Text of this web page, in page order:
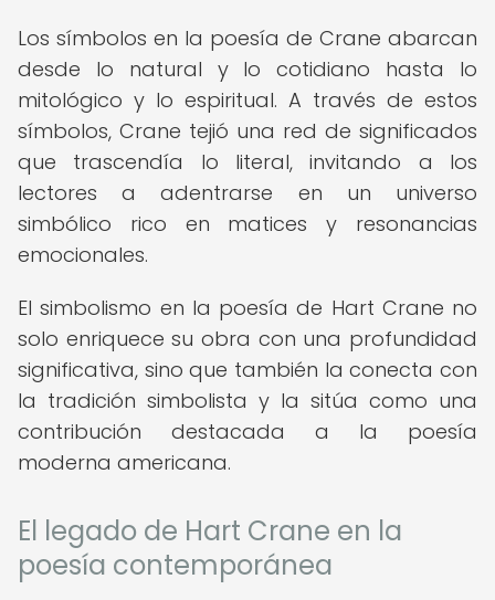
Los símbolos en la poesía de Crane abarcan
desde lo natural y lo cotidiano hasta lo
mitológico y lo espiritual. A través de estos
símbolos, Crane tejió una red de significados
que trascendía lo literal, invitando a los
lectores a adentrarse en un universo
simbólico rico en matices y resonancias
emocionales.
El simbolismo en la poesía de Hart Crane no
solo enriquece su obra con una profundidad
significativa, sino que también la conecta con
la tradición simbolista y la sitúa como una
contribución destacada a la poesía
moderna americana.
El legado de Hart Crane en la
poesía contemporánea